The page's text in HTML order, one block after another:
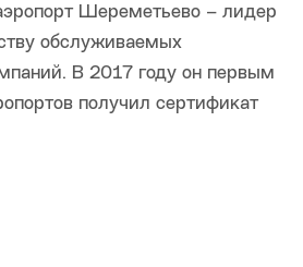
Шереметьево – лидер
обслуживаемых
В 2017 году он первым
получил сертификат